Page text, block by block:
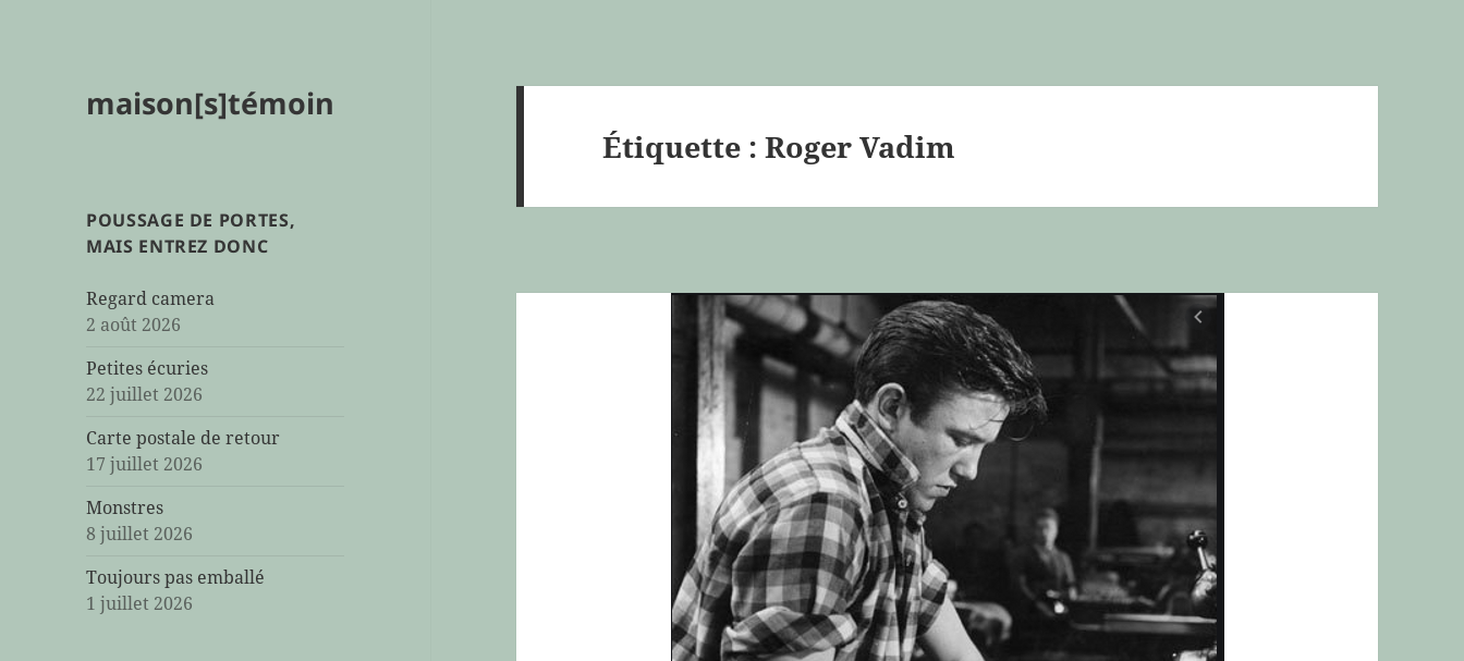
maison[s]témoin
POUSSAGE DE PORTES,
MAIS ENTREZ DONC
Regard camera
2 août 2026
Petites écuries
22 juillet 2026
Carte postale de retour
17 juillet 2026
Monstres
8 juillet 2026
Toujours pas emballé
1 juillet 2026
Étiquette :Roger Vadim